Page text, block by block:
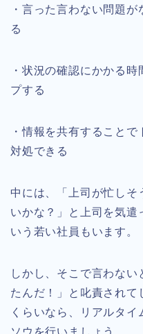
・言った言わない問題
る
・状況の確認にかかる
プする
・情報を共有すること
対処できる
中には、「上司が忙しそ
いかな？」と上司を気遣
いう若い社員もいます。
しかし、そこで言わない
たんだ！」と叱責されて
くらいなら、リアルタ
ソウを行いましょう。